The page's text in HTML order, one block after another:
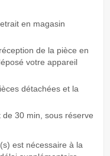
en magasin
de la pièce en
votre appareil
détachées et la
30 min, sous réserve
est nécessaire à la